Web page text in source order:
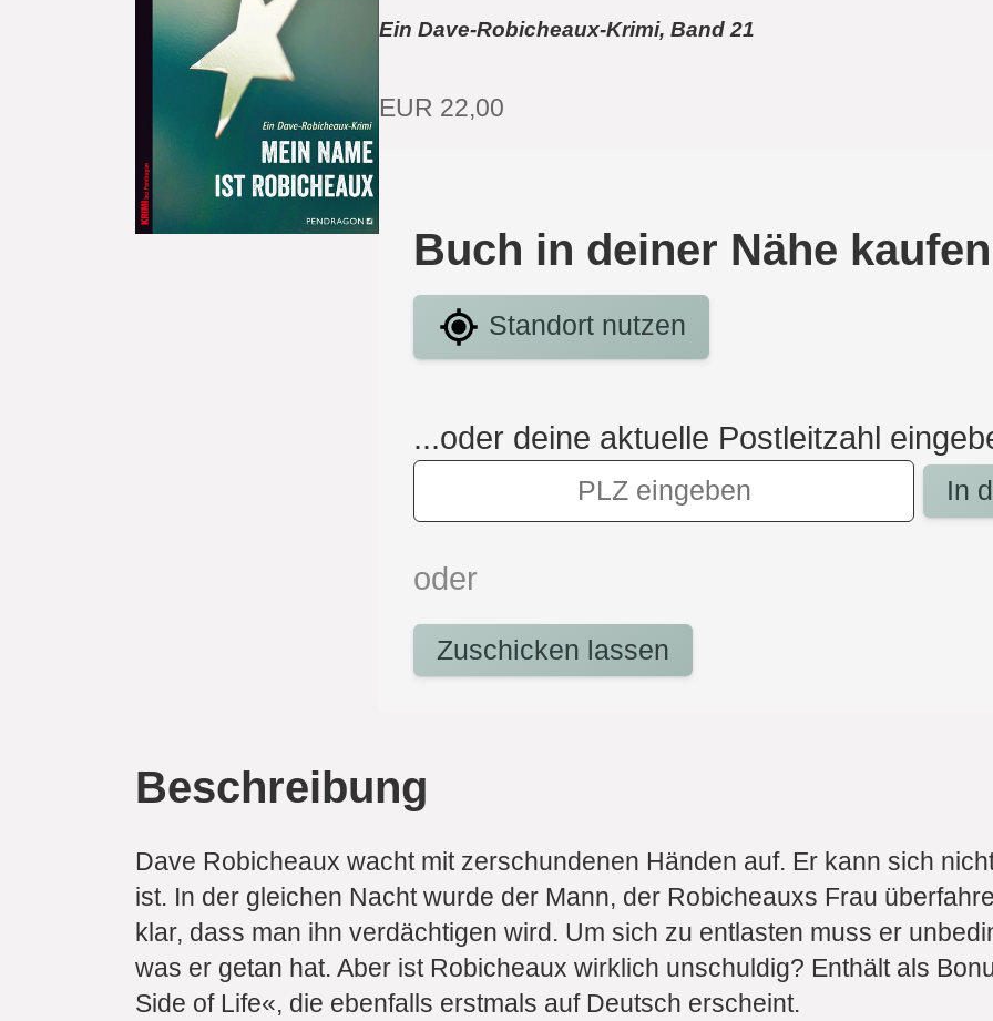
Ein Dave-Robicheaux-Krimi, Band 21
EUR 22,00
Buch in deiner Nähe kaufen
Standort nutzen
...oder deine aktuelle Postleitzahl
In
oder
Zuschicken lassen
Beschreibung
Dave Robicheaux wacht mit zerschundenen Händen auf. Er kann sich
ist. In der gleichen Nacht wurde der Mann, der Robicheauxs Frau
klar, dass man ihn verdächtigen wird. Um sich zu entlasten muss er
was er getan hat. Aber ist Robicheaux wirklich unschuldig? Enthält als
Side of Life«, die ebenfalls erstmals auf Deutsch erscheint.